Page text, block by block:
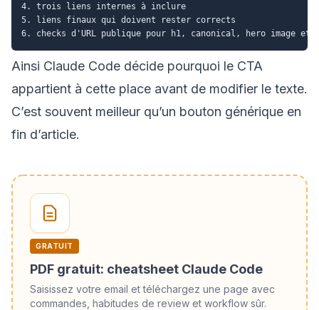
4. trois liens internes à inclure
5. liens finaux qui doivent rester corrects
Ainsi Claude Code décide pourquoi le CTA
appartient à cette place avant de modifier le texte.
C’est souvent meilleur qu’un bouton générique en
fin d’article.
GRATUIT
PDF gratuit: cheatsheet Claude Code
Saisissez votre email et téléchargez une page avec
commandes, habitudes de review et workflow sûr.